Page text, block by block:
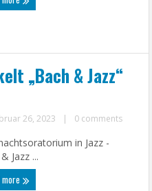
„Bach & Jazz“
26, 2023 | 0 comments
in Jazz -
Jazz ...
more